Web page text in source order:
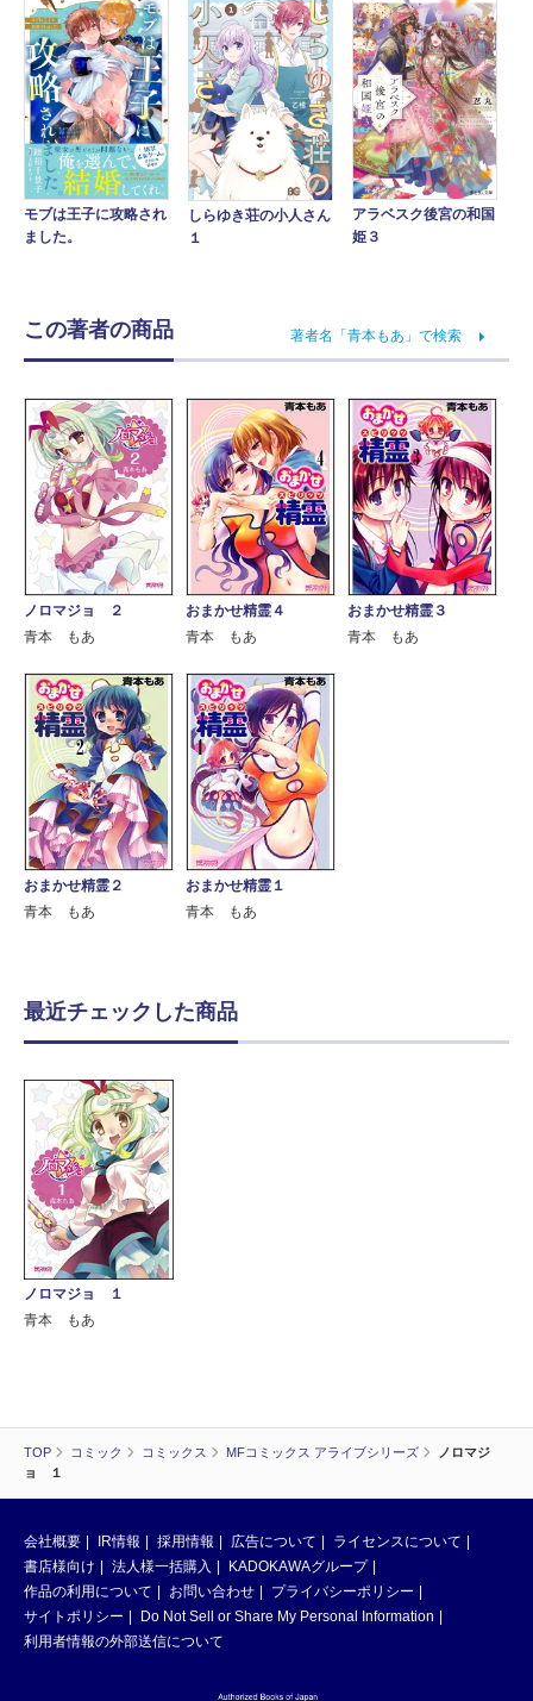
TOP コミック コミックス MFコミックス アライブシリーズ
ノロマジ
ョ １
モブは王子に攻略され
ました。
しらゆき荘の小人さん
１
アラベスク後宮の和国
姫３
この著者の商品 著者名「青本もあ」で検索
ノロマジョ ２
青本 もあ
おまかせ精霊４
青本 もあ
おまかせ精霊３
青本 もあ
おまかせ精霊２
青本 もあ
おまかせ精霊１
青本 もあ
最近チェックした商品
ノロマジョ １
青本 もあ
会社概要 IR情報 採用情報 広告について
ライセンスについて
書店様向け
法人様一括購入
KADOKAWAグループ
作品の利用について
お問い合わせ
プライバシーポリシー
サイトポリシー
Do Not Sell or Share My Personal Information
利用者情報の外部送信について